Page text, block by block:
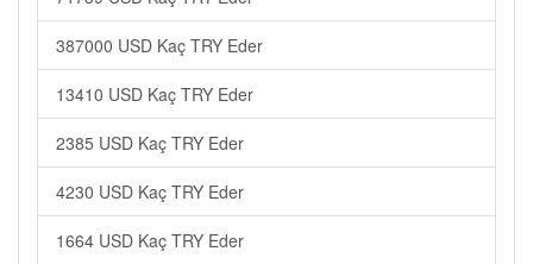
387000 USD Kaç TRY Eder
13410 USD Kaç TRY Eder
2385 USD Kaç TRY Eder
4230 USD Kaç TRY Eder
1664 USD Kaç TRY Eder